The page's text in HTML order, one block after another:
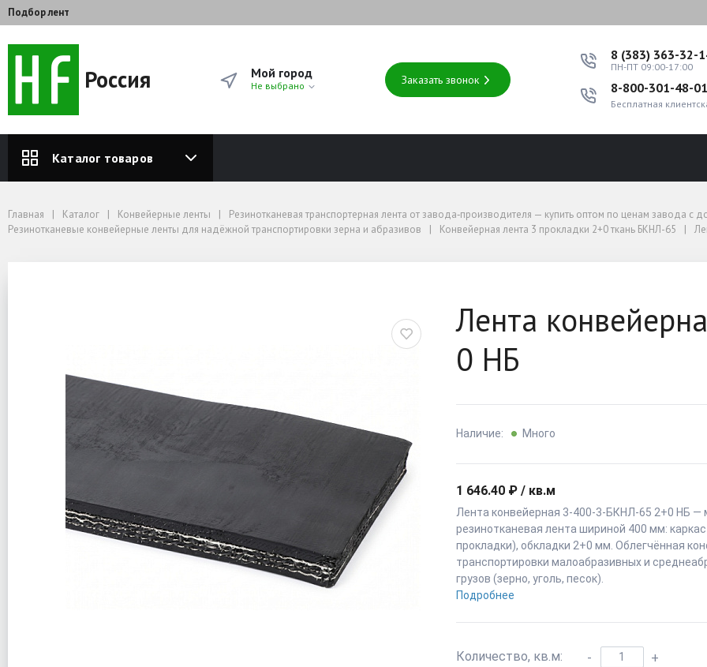
Подбор лент
Россия Мой город
Не выбрано Заказать звонок
8 (383) 363-32-
ПН-ПТ 09:00-17:00
8-800-301-48-01
Бесплатная
Каталог товаров
Главная
Каталог
Резинотканевая транспортерная лента от завода‑производителя — купить оптом по ценам завода с доставкой по России
Резинотканевые конвейерные ленты для надёжной транспортировки зерна и абразивов
Конвейерная лента 3 прокладки 2+0 ткань БКНЛ-65
Главная Каталог Конвейерные ленты
Резинотканевая транспортерная лента от завода‑производителя — купить оптом по ценам завода с
Резинотканевые конвейерные ленты для надёжной транспортировки зерна и абразивов
Конвейерная лента 3 прокладки 2+0 ткань БКНЛ-65
Лента
0 НБ
Наличие: Много
1 646.40 ₽ / кв.м
Лента конвейерная 3-400-3-БКНЛ-65 2+0 НБ —
резинотканевая лента шириной 400 мм:
прокладки), обкладки 2+0 мм. Облегчённая
транспортировки малоабразивных и
грузов (зерно, уголь, песок).
Подробнее
Количество, кв.м: -
+